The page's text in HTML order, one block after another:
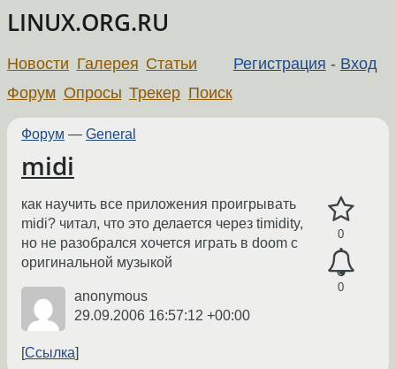
LINUX.ORG.RU
Регистрация - Вход
Новости Галерея Статьи
Форум Опросы Трекер Поиск
Форум — General
midi
0
0
как научить все приложения проигрывать
midi? читал, что это делается через timidity,
но не разобрался хочется играть в doom с
оригинальной музыкой
anonymous
29.09.2006 16:57:12 +00:00
Ссылка